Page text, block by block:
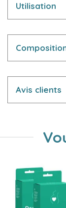
Utilisation
Avis clients